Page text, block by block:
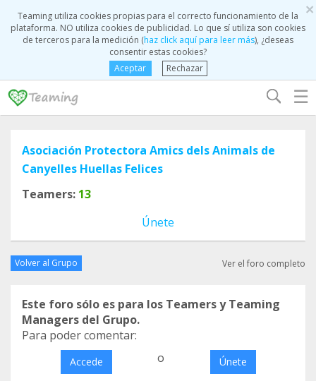
×
Teaming utiliza cookies propias para el correcto funcionamiento de la
plataforma. NO utiliza cookies de publicidad. Lo que sí utiliza son cookies
de terceros para la medición (haz click aquí para leer más), ¿deseas
consentir estas cookies?
Aceptar
Rechazar
☰
Asociación Protectora Amics dels Animals de
Canyelles Huellas Felices
Teamers: 13
Únete
Volver al Grupo Ver el foro completo
Este foro sólo es para los Teamers y Teaming
Managers del Grupo.
Para poder comentar:
Accede o Únete